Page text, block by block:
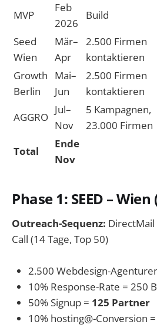
MVP
Feb
2026
Build
Seed
Wien
Mär–
Apr
2.500 Firmen
kontaktieren
Growth
Berlin
Mai–
Jun
2.500 Firmen
kontaktieren
AGGRO
Jul–
Nov
5 Kampagnen,
23.000 Firmen
Total
Ende
Nov
Phase 1: SEED –
Outreach-Sequenz:
Call (14 Tage, Top 50)
2.500 Webdesign-
10% Response-Rate = 250
50% Signup = 125 Partner
10% hosting@-Conversion =